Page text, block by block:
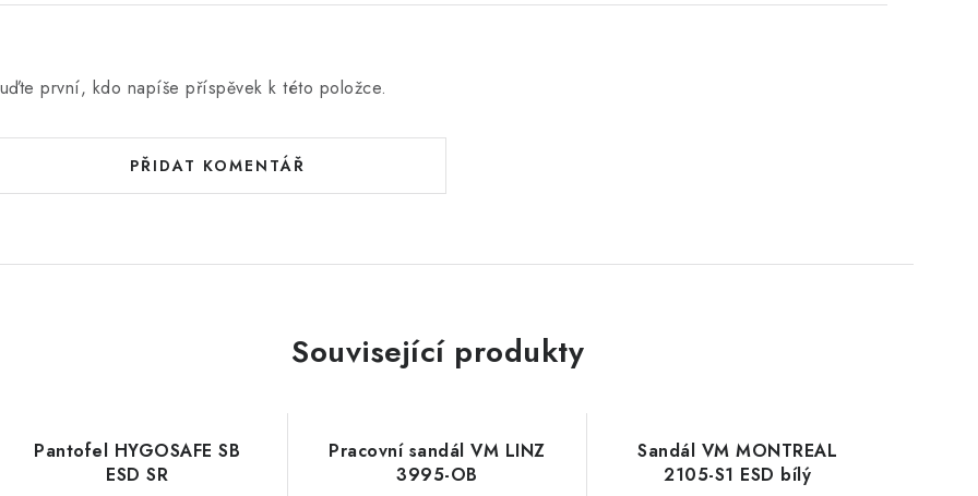
první, kdo napíše příspěvek k této položce.
PŘIDAT KOMENTÁŘ
Související produkty
Pantofel HYGOSAFE SB
ESD SR
Pracovní sandál VM LINZ
3995-OB
Sandál VM MONTREAL
2105-S1 ESD bílý